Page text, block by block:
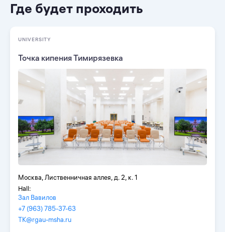
Где будет проходить
UNIVERSITY
Точка кипения Тимирязевка
Москва, Лиственничная аллея, д. 2, к. 1
Hall:
Зал Вавилов
+7 (963) 785-37-63
TK@rgau-msha.ru